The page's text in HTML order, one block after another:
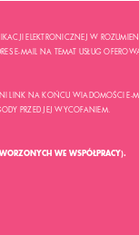
ELEKTRONICZNEJ W
MAIL NA TEMAT USŁUG
LINK NA KOŃCU WIADOMOŚCI E-
PRZED JEJ WYCOFANIEM.
WE WSPÓŁPRACY).